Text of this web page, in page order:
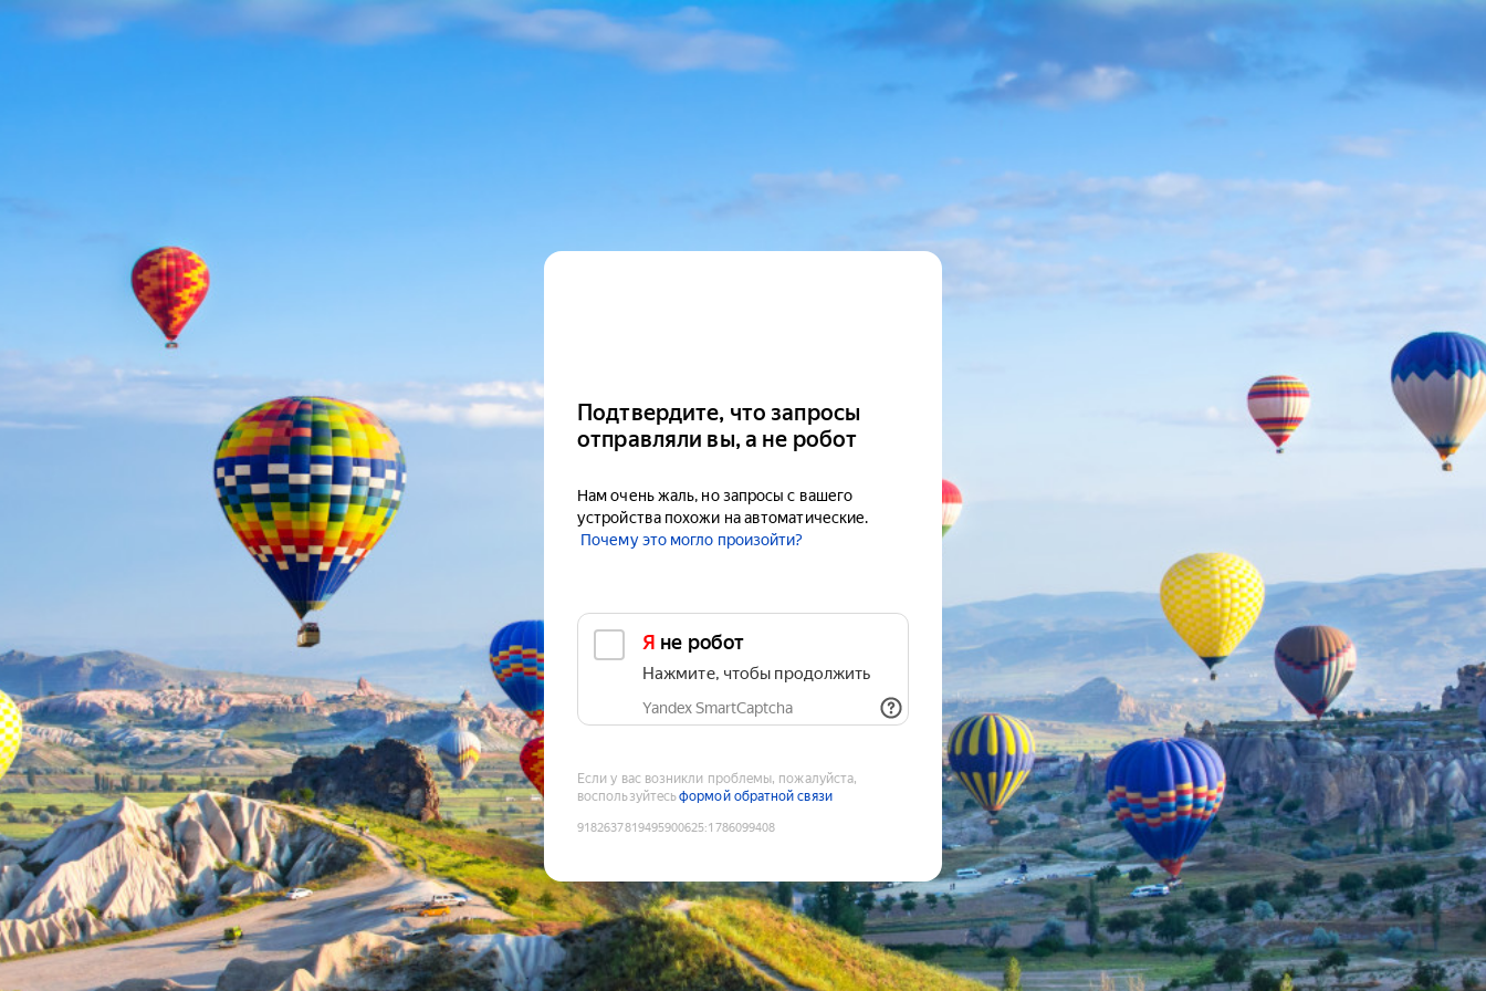
Подтвердите, что запросы
отправляли вы, а не робот
Нам очень жаль, но запросы с вашего
устройства похожи на автоматические.
Почему это могло произойти?
Я не робот
Нажмите, чтобы продолжить
Yandex SmartCaptcha
Если у вас возникли проблемы, пожалуйста,
воспользуйтесьформой обратной связи
9182637819495900625:1786099408